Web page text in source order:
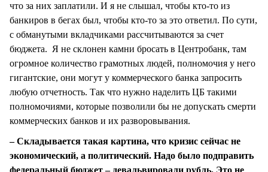
что за них заплатили. И я не слышал, чтобы кто-то из
банкиров в бегах был, чтобы кто-то за это ответил. По сути,
с обманутыми вкладчиками рассчитываются за счет
бюджета. Я не склонен камни бросать в Центробанк, там
огромное количество грамотных людей, полномочия у него
гигантские, они могут у коммерческого банка запросить
любую отчетность. Так что нужно наделить ЦБ такими
полномочиями, которые позволили бы не допускать смерти
коммерческих банков и их разворовывания.
– Складывается такая картина, что кризис сейчас не
экономический, а политический. Надо было подправить